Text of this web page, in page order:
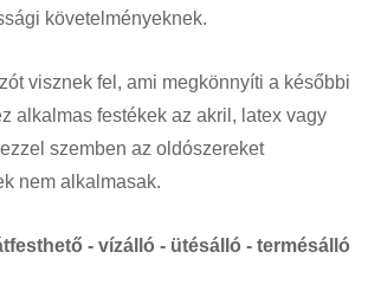
követelményeknek.
visznek fel, ami megkönnyíti a későbbi
alkalmas festékek az akril, latex vagy
szemben az oldószereket
nem alkalmasak.
- vízálló - ütésálló - termésálló